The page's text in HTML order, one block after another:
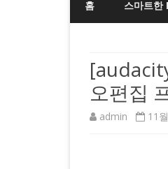
홈 스마트한
오편집
admin 11